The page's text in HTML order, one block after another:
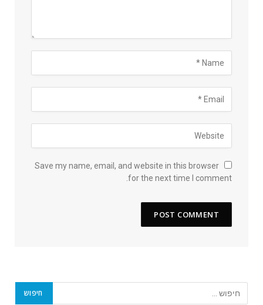
Save my name, email, and website in this browser
for the next time I comment.